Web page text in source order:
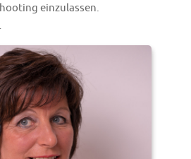
einzulassen.